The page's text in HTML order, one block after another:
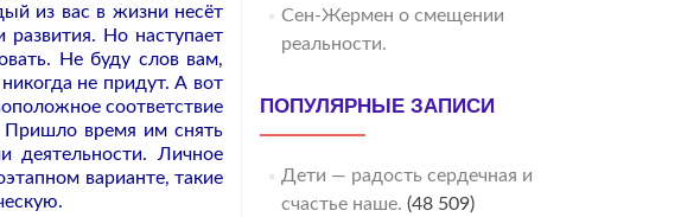
из вас в жизни несёт
Но наступает
Не буду слов вам,
не придут. А вот
соответствие
Пришло время им снять
деятельности. Личное
варианте, такие
Сен-Жермен о смещении
реальности.
ПОПУЛЯРНЫЕ ЗАПИСИ
Дети — радость сердечная и
счастье наше. (48 509)